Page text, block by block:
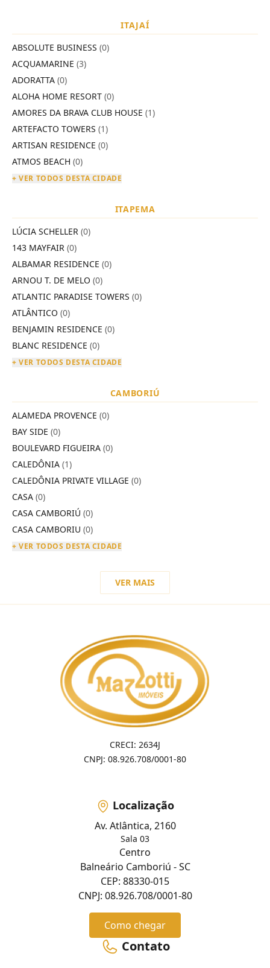
ITAJAÍ
ABSOLUTE BUSINESS (0)
ACQUAMARINE (3)
ADORATTA (0)
ALOHA HOME RESORT (0)
AMORES DA BRAVA CLUB HOUSE (1)
ARTEFACTO TOWERS (1)
ARTISAN RESIDENCE (0)
ATMOS BEACH (0)
+ VER TODOS DESTA CIDADE
ITAPEMA
LÚCIA SCHELLER (0)
143 MAYFAIR (0)
ALBAMAR RESIDENCE (0)
ARNOU T. DE MELO (0)
ATLANTIC PARADISE TOWERS (0)
ATLÂNTICO (0)
BENJAMIN RESIDENCE (0)
BLANC RESIDENCE (0)
+ VER TODOS DESTA CIDADE
CAMBORIÚ
ALAMEDA PROVENCE (0)
BAY SIDE (0)
BOULEVARD FIGUEIRA (0)
CALEDÔNIA (1)
CALEDÔNIA PRIVATE VILLAGE (0)
CASA (0)
CASA CAMBORIÚ (0)
CASA CAMBORIU (0)
+ VER TODOS DESTA CIDADE
VER MAIS
CRECI: 2634J
CNPJ: 08.926.708/0001-80
Localização
Av. Atlântica, 2160
Sala 03
Centro
Balneário Camboriú - SC
CEP: 88330-015
CNPJ: 08.926.708/0001-80
Como chegar
Contato